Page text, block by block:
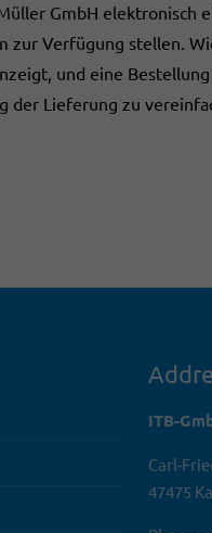
GmbH elektronisch
Verfügung stellen.
und eine
der Lieferung zu
ITB-
Carl-
47475